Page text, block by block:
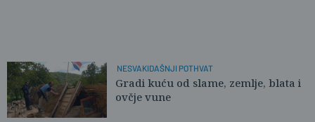
NESVAKIDAŠNJI POTHVAT
Gradi kuću od slame, zemlje, blata i
ovčje vune